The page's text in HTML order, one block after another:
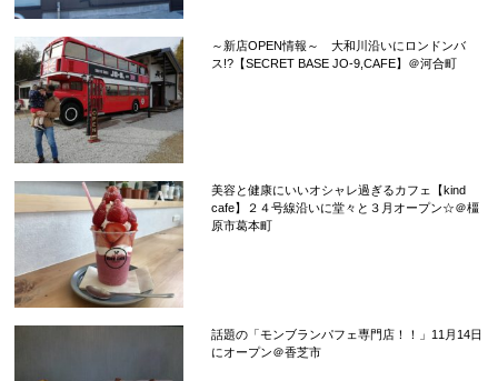
～新店OPEN情報～ 大和川沿いにロンドンバ
ス!?【SECRET BASE JO-9,CAFE】＠河合町
美容と健康にいいオシャレ過ぎるカフェ【kind
cafe】２４号線沿いに堂々と３月オープン☆＠橿
原市葛本町
話題の「モンブランパフェ専門店！！」11月14日
にオープン＠香芝市